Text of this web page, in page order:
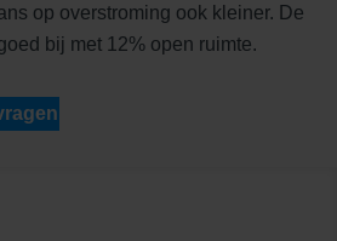
op overstroming ook kleiner. De
bij met 12% open ruimte.